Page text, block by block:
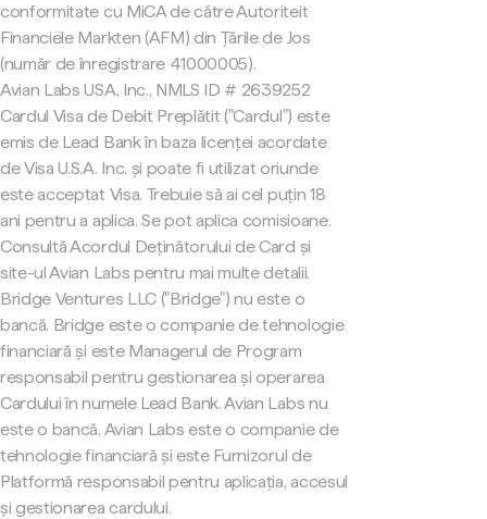
conformitate cu MiCA de către Autoriteit
Financiële Markten (AFM) din Țările de Jos
(număr de înregistrare 41000005).
Avian Labs USA, Inc., NMLS ID # 2639252
Cardul Visa de Debit Preplătit ("Cardul") este
emis de Lead Bank în baza licenței acordate
de Visa U.S.A. Inc. și poate fi utilizat oriunde
este acceptat Visa. Trebuie să ai cel puțin 18
ani pentru a aplica. Se pot aplica comisioane.
Consultă Acordul Deținătorului de Card și
site-ul Avian Labs pentru mai multe detalii.
Bridge Ventures LLC ("Bridge") nu este o
bancă. Bridge este o companie de tehnologie
financiară și este Managerul de Program
responsabil pentru gestionarea și operarea
Cardului în numele Lead Bank. Avian Labs nu
este o bancă. Avian Labs este o companie de
tehnologie financiară și este Furnizorul de
Platformă responsabil pentru aplicația, accesul
și gestionarea cardului.